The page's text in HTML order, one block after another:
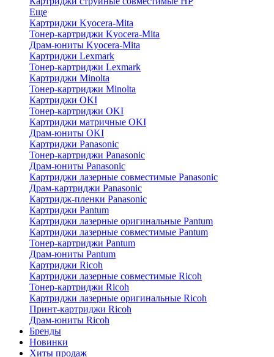
Еще
Картриджи Kyocera-Mita
Тонер-картриджи Kyocera-Mita
Драм-юниты Kyocera-Mita
Картриджи Lexmark
Тонер-картриджи Lexmark
Картриджи Minolta
Тонер-картриджи Minolta
Картриджи OKI
Тонер-картриджи OKI
Картриджи матричные OKI
Драм-юниты OKI
Картриджи Panasonic
Тонер-картриджи Panasonic
Драм-юниты Panasonic
Картриджи лазерные совместимые Panasonic
Драм-картриджи Panasonic
Картридж-пленки Panasonic
Картриджи Pantum
Картриджи лазерные оригинальные Pantum
Картриджи лазерные совместимые Pantum
Тонер-картриджи Pantum
Драм-юниты Pantum
Картриджи Ricoh
Картриджи лазерные совместимые Ricoh
Тонер-картриджи Ricoh
Картриджи лазерные оригинальные Ricoh
Принт-картриджи Ricoh
Драм-юниты Ricoh
Бренды
Новинки
Хиты продаж